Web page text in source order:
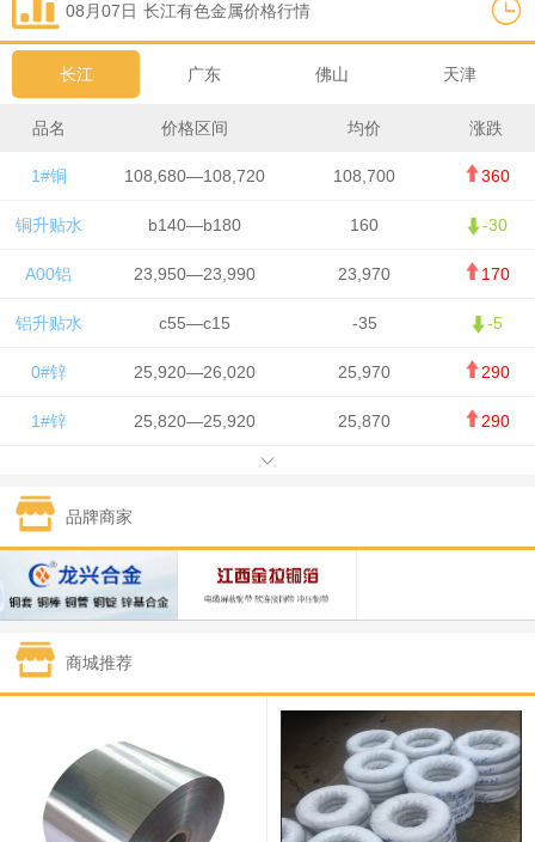
08月07日 长江有色金属价格行情
长江 广东 佛山 天津
品名 价格区间 均价 涨跌
1#铜 108,680—108,720 108,700 360
铜升贴水 b140—b180 160 -30
A00铝 23,950—23,990 23,970 170
铝升贴水 c55—c15 -35 -5
0#锌 25,920—26,020 25,970 290
1#锌 25,820—25,920 25,870 290
1#锡 434,000—436,000
1#镍 129,550—130,750
1#白银 15,100—15,110 15,105 -70
钯金
331,000 -10,000
89,000—95,000 92,000 1,000
2#锑 85,000—91,000 88,000 1,000
品牌商家
商城推荐